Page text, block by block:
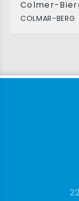
Colmer-
COLMAR-BERG